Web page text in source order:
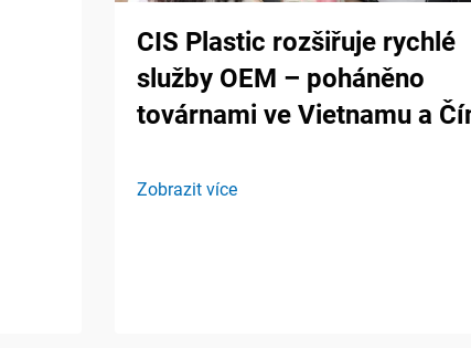
CIS Plastic rozšiřuje rychlé
služby OEM – poháněno
továrnami ve Vietnamu a
Zobrazit více